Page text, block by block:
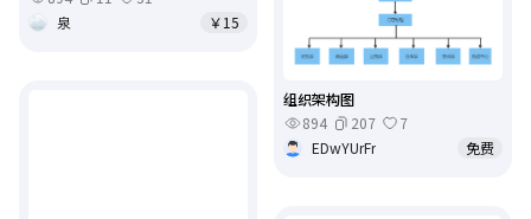
泉
￥15
组织架构图
894
207
7
EDwYUrFr
免费